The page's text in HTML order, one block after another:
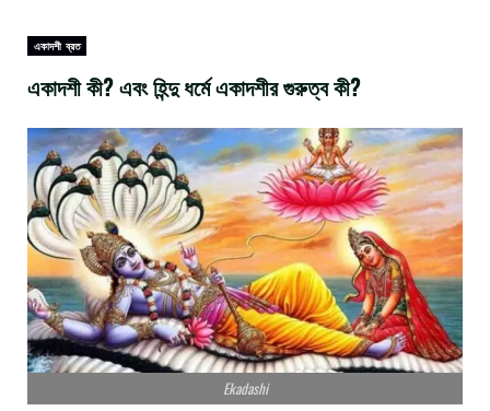
একাদশী ব্রত
একাদশী কী? এবং হিন্দু ধর্মে একাদশীর গুরুত্ব কী?
Ekadashi